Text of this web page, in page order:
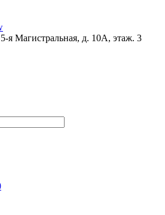
я Магистральная, д. 10А, этаж. 3